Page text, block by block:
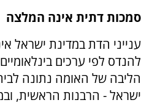
סמכות דתית אינה המלצה
ענייני הדת במדינת ישראל
להנדס לפי ערכים
הליבה של האומה נתונה
ישראל - הרבנות הראשית,